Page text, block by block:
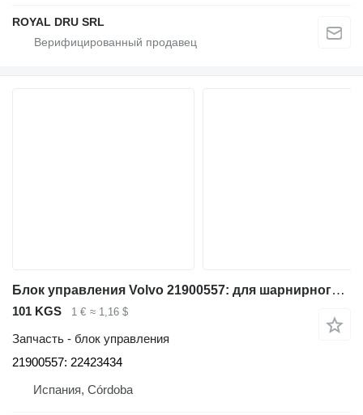
ROYAL DRU SRL
Блок управления Volvo 21900557: для шарнирного самосвала Volvo A25F/G ; A30F/G ; A35F/G ; A35F/GFS ; A40F/G ; A40F/G FS ; EC480E ; EC350E ; EC380EHR ; EC480EHR ; EC950E ; EC750E ; A25G ; A30G ; A35G ; A40G ; A45G ; A45GFS ; A60H
101 KGS 1 € ≈ 1,16 $
Запчасть - блок управления
21900557: 22423434
Испания, Córdoba